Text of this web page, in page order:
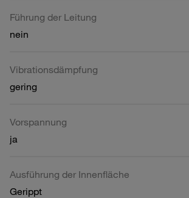
Führung der Leitung
nein
Vibrationsdämpfung
gering
Vorspannung
ja
Ausführung der Innenfläche
Gerippt